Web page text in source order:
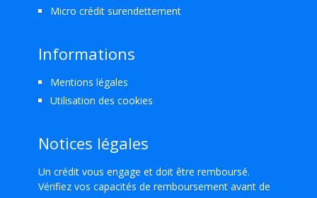
Micro crédit surendettement
Informations
Mentions légales
Utilisation des cookies
Notices légales
Un crédit vous engage et doit être remboursé.
Vérifiez vos capacités de remboursement avant de